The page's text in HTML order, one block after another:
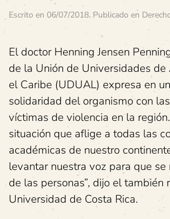
Escrito en 06/07/2018. Publicado en
El doctor Henning Jensen
de la Unión de Universidades de
el Caribe (UDUAL) expresa en
solidaridad del organismo con
víctimas de violencia en la
situación que aflige a todas las
académicas de nuestro
levantar nuestra voz para que
de las personas”, dijo el también
Universidad de Costa Rica.